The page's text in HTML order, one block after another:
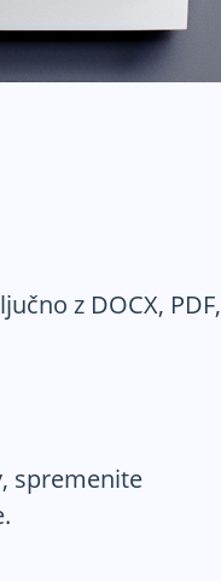
z DOCX, PDF,
spremenite